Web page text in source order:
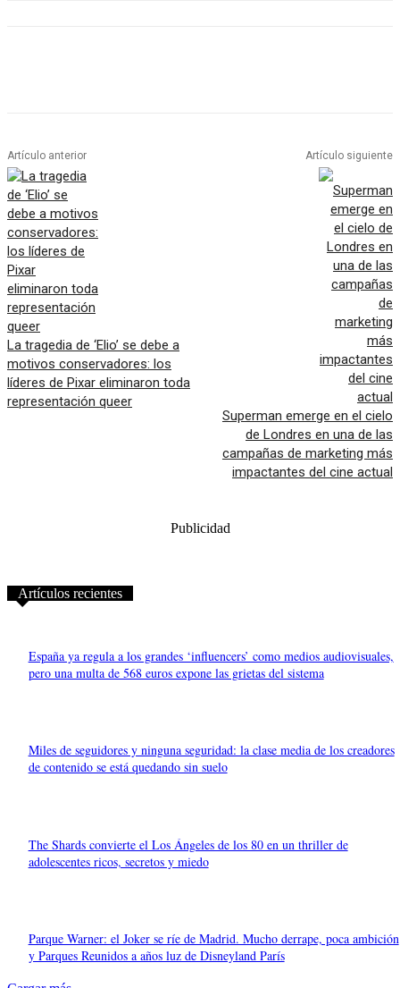
Artículo anterior
La tragedia de ‘Elio’ se debe a
motivos conservadores: los
líderes de Pixar eliminaron toda
representación queer
Artículo siguiente
Superman emerge en el cielo
de Londres en una de las
campañas de marketing más
impactantes del cine actual
Publicidad
Artículos recientes
España ya regula a los grandes ‘influencers’ como medios audiovisuales,
pero una multa de 568 euros expone las grietas del sistema
Miles de seguidores y ninguna seguridad: la clase media de los creadores
de contenido se está quedando sin suelo
The Shards convierte el Los Ángeles de los 80 en un thriller de
adolescentes ricos, secretos y miedo
Parque Warner: el Joker se ríe de Madrid. Mucho derrape, poca ambición
y Parques Reunidos a años luz de Disneyland París